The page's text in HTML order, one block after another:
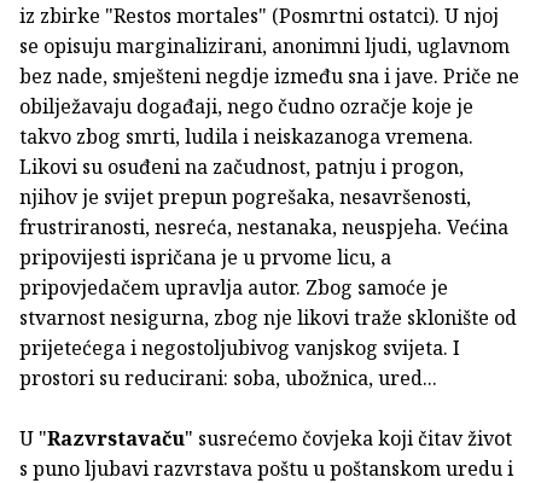
iz zbirke "Restos mortales" (Posmrtni ostatci). U njoj
se opisuju marginalizirani, anonimni ljudi, uglavnom
bez nade, smješteni negdje između sna i jave. Priče ne
obilježavaju događaji, nego čudno ozračje koje je
takvo zbog smrti, ludila i neiskazanoga vremena.
Likovi su osuđeni na začudnost, patnju i progon,
njihov je svijet prepun pogrešaka, nesavršenosti,
frustriranosti, nesreća, nestanaka, neuspjeha. Većina
pripovijesti ispričana je u prvome licu, a
pripovjedačem upravlja autor. Zbog samoće je
stvarnost nesigurna, zbog nje likovi traže sklonište od
prijetećega i negostoljubivog vanjskog svijeta. I
prostori su reducirani: soba, ubožnica, ured...
U "Razvrstavaču" susrećemo čovjeka koji čitav život
s puno ljubavi razvrstava poštu u poštanskom uredu i